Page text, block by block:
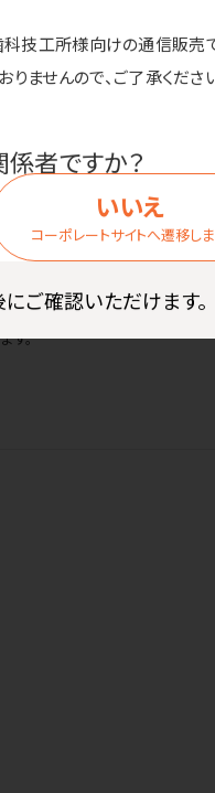
科技工所様向けの通信販売
ませんので、ご了承くださ
者ですか？
いいえ
コーポレートサイトへ遷移し
ご確認いただけます。
）
物にする
す。